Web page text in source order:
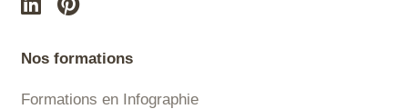
Nos formations
Formations en Infographie